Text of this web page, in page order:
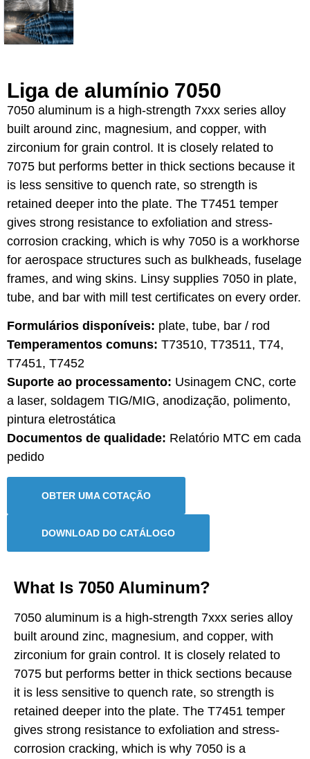
Liga de alumínio 7050
7050 aluminum is a high-strength 7xxx series alloy
built around zinc, magnesium, and copper, with
zirconium for grain control. It is closely related to
7075 but performs better in thick sections because it
is less sensitive to quench rate, so strength is
retained deeper into the plate. The T7451 temper
gives strong resistance to exfoliation and stress-
corrosion cracking, which is why 7050 is a workhorse
for aerospace structures such as bulkheads, fuselage
frames, and wing skins. Linsy supplies 7050 in plate,
tube, and bar with mill test certificates on every order.
Formulários disponíveis: plate, tube, bar / rod
Temperamentos comuns: T73510, T73511, T74,
T7451, T7452
Suporte ao processamento: Usinagem CNC, corte
a laser, soldagem TIG/MIG, anodização, polimento,
pintura eletrostática
Documentos de qualidade: Relatório MTC em cada
pedido
OBTER UMA COTAÇÃO
DOWNLOAD DO CATÁLOGO
What Is 7050 Aluminum?
7050 aluminum is a high-strength 7xxx series alloy
built around zinc, magnesium, and copper, with
zirconium for grain control. It is closely related to
7075 but performs better in thick sections because
it is less sensitive to quench rate, so strength is
retained deeper into the plate. The T7451 temper
gives strong resistance to exfoliation and stress-
corrosion cracking, which is why 7050 is a